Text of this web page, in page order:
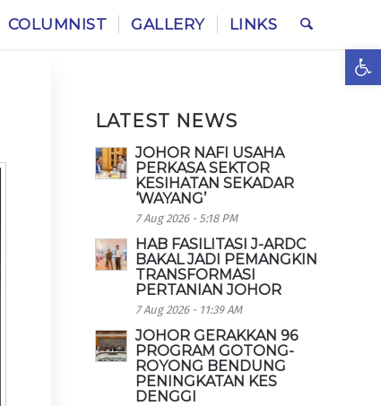
COLUMNIST GALLERY LINKS
LATEST NEWS
JOHOR NAFI USAHA
PERKASA SEKTOR
KESIHATAN SEKADAR
‘WAYANG’
7 Aug 2026 - 5:18 PM
HAB FASILITASI J-ARDC
BAKAL JADI PEMANGKIN
TRANSFORMASI
PERTANIAN JOHOR
7 Aug 2026 - 11:39 AM
JOHOR GERAKKAN 96
PROGRAM GOTONG-
ROYONG BENDUNG
PENINGKATAN KES
DENGGI